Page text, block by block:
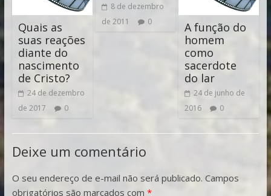
Quais as
suas reações
diante do
nascimento
de Cristo?
24 de dezembro
de 2017
0
8 de dezembro
de 2011
0
A função do
homem
como
sacerdote
do lar
24 de junho de
2016
0
Deixe um comentário
O seu endereço de e-mail não será publicado. Campos
obrigatórios são marcados com *